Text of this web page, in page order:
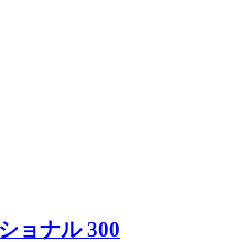
ョナル 300